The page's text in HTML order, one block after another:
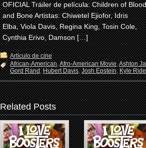
OFICIAL Tráiler de película: Children of Blood
and Bone Artistas: Chiwetel Ejiofor, Idris
Elba, Viola Davis, Regina King, Tosin Cole,
Cynthia Erivo, Damson […]
Artículo de cine
African-American,Afro-American Movie,Ashton
Gord Rand,Hubert Davis,Josh Epstein,Kyle
Related Posts